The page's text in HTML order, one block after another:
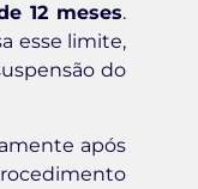
12 meses.
esse limite,
do
após